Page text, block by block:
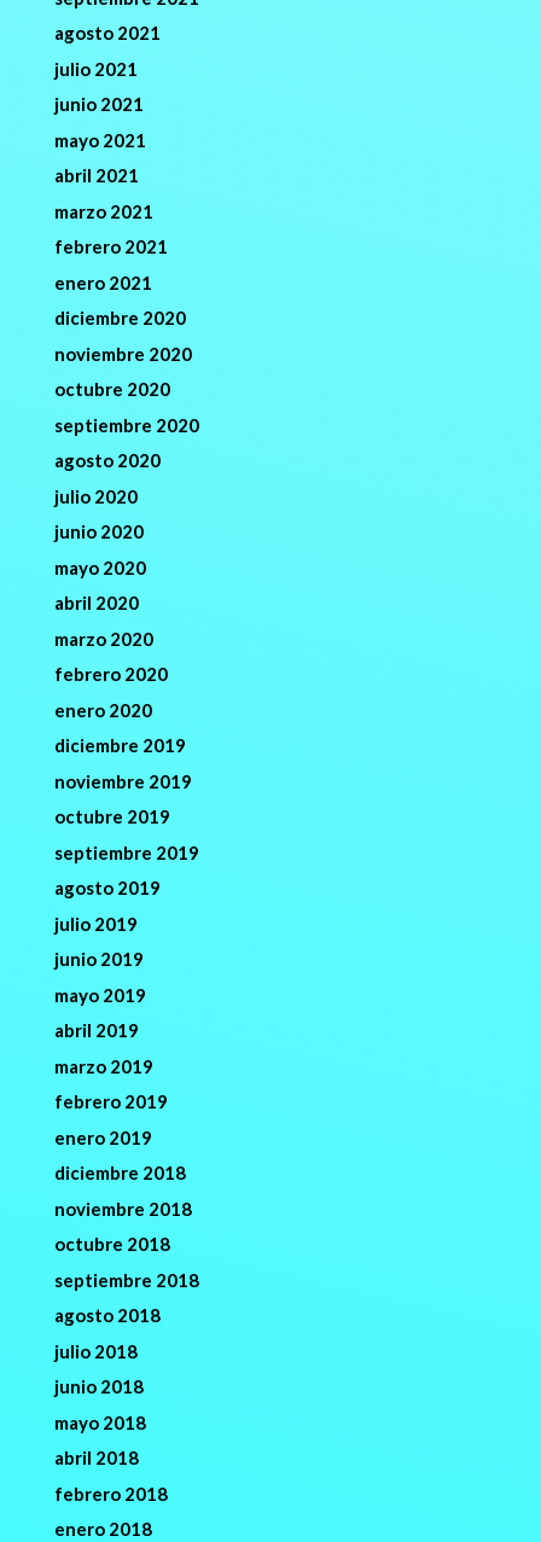
agosto 2021
julio 2021
junio 2021
mayo 2021
abril 2021
marzo 2021
febrero 2021
enero 2021
diciembre 2020
noviembre 2020
octubre 2020
septiembre 2020
agosto 2020
julio 2020
junio 2020
mayo 2020
abril 2020
marzo 2020
febrero 2020
enero 2020
diciembre 2019
noviembre 2019
octubre 2019
septiembre 2019
agosto 2019
julio 2019
junio 2019
mayo 2019
abril 2019
marzo 2019
febrero 2019
enero 2019
diciembre 2018
noviembre 2018
octubre 2018
septiembre 2018
agosto 2018
julio 2018
junio 2018
mayo 2018
abril 2018
febrero 2018
enero 2018